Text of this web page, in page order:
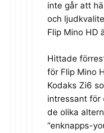
inte går att
och
Flip Mino HD
Hittade
för Flip Mino
Kodaks Zi6
intressant för
de olika
“enknapps-